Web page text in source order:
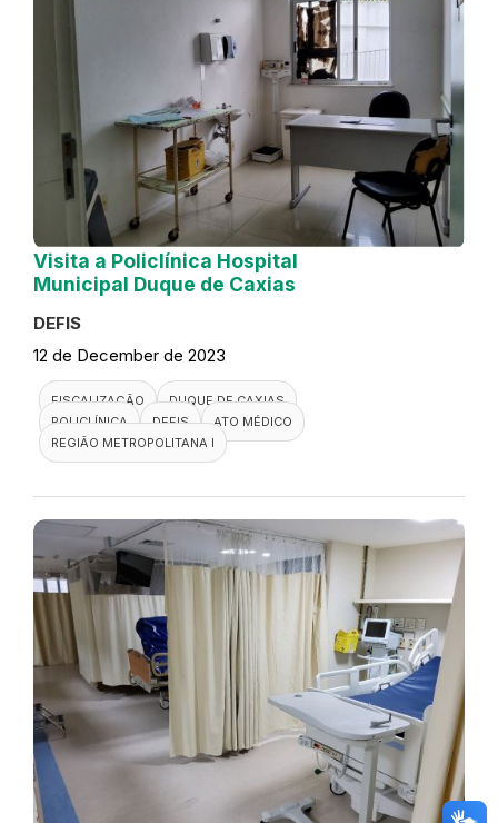
Visita a Policlínica Hospital
Municipal Duque de Caxias
DEFIS
12 de December de 2023
FISCALIZAÇÃO
DUQUE DE CAXIAS
POLICLÍNICA
DEFIS
ATO MÉDICO
REGIÃO METROPOLITANA I